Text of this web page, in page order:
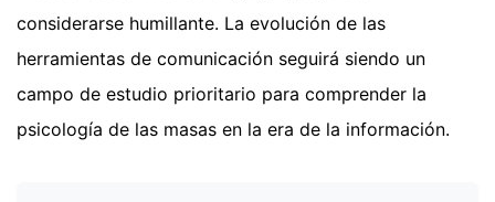
considerarse humillante. La evolución de las
herramientas de comunicación seguirá siendo un
campo de estudio prioritario para comprender la
psicología de las masas en la era de la información.